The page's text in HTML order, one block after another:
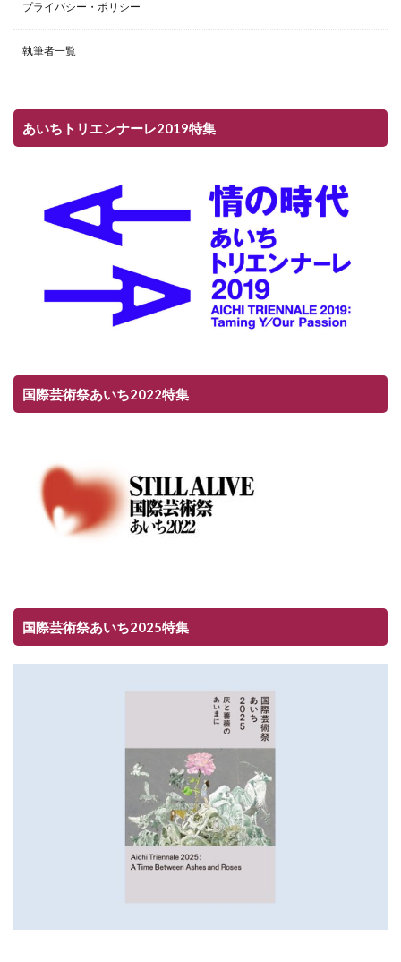
プライバシー・ポリシー
執筆者一覧
あいちトリエンナーレ2019特集
国際芸術祭あいち2022特集
国際芸術祭あいち2025特集